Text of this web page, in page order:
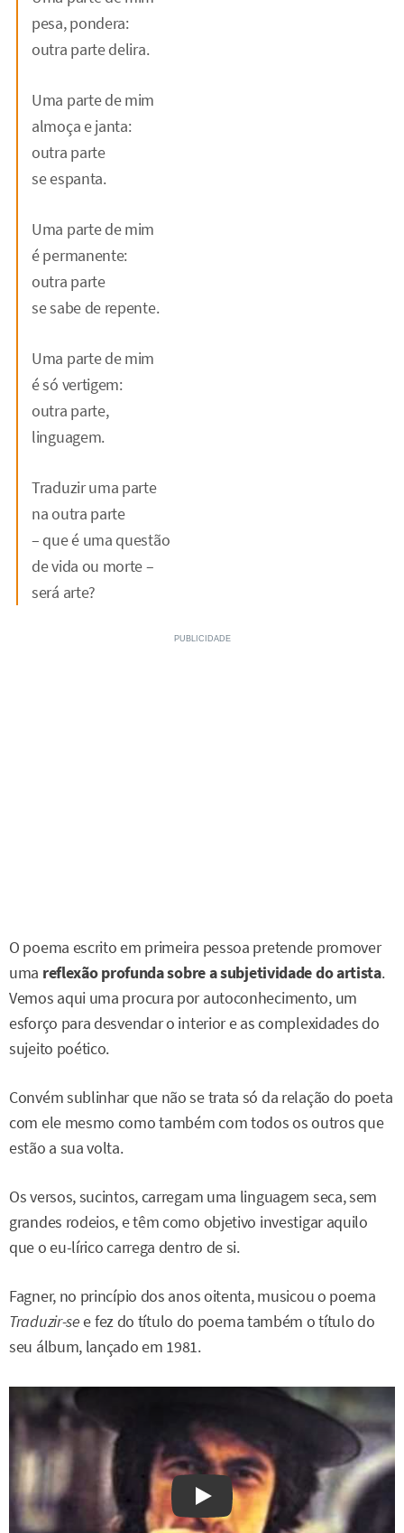
pesa, pondera:
outra parte delira.
Uma parte de mim
almoça e janta:
outra parte
se espanta.
Uma parte de mim
é permanente:
outra parte
se sabe de repente.
Uma parte de mim
é só vertigem:
outra parte,
linguagem.
Traduzir uma parte
na outra parte
– que é uma questão
de vida ou morte –
será arte?
O poema escrito em primeira pessoa pretende promover
uma reflexão profunda sobre a subjetividade do artista.
Vemos aqui uma procura por autoconhecimento, um
esforço para desvendar o interior e as complexidades do
sujeito poético.
Convém sublinhar que não se trata só da relação do poeta
com ele mesmo como também com todos os outros que
estão a sua volta.
Os versos, sucintos, carregam uma linguagem seca, sem
grandes rodeios, e têm como objetivo investigar aquilo
que o eu-lírico carrega dentro de si.
Fagner, no princípio dos anos oitenta, musicou o poema
Traduzir-see fez do título do poema também o título do
seu álbum, lançado em 1981.
Watch on YouTube